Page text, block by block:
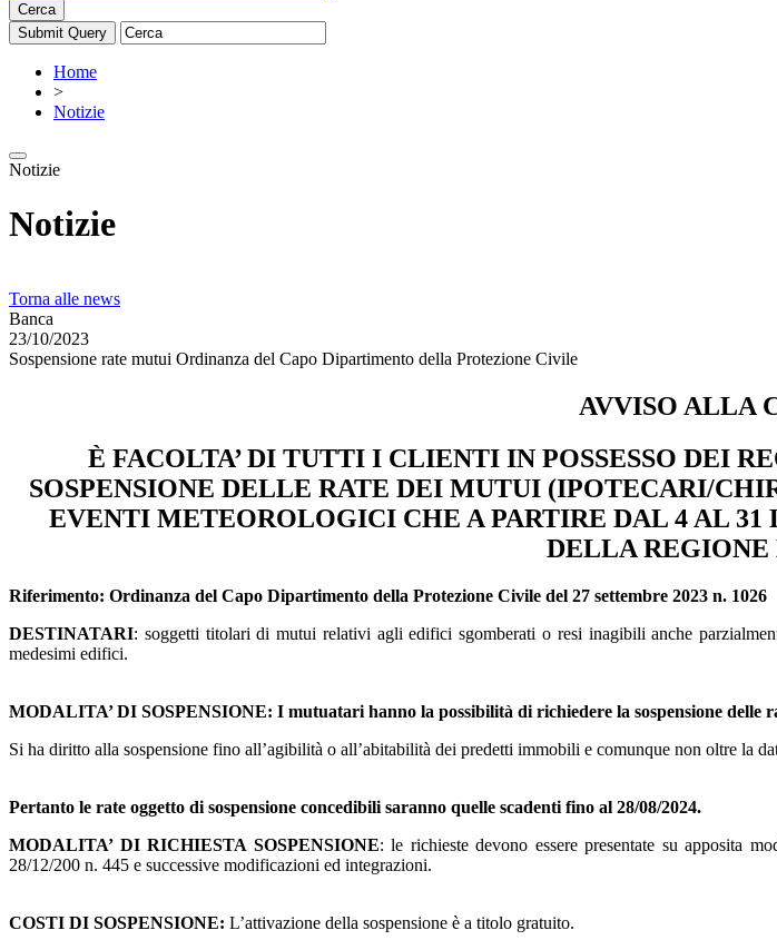
Cerca
Home
>
Notizie
Notizie
Notizie
Torna alle news
Banca
23/10/2023
Sospensione rate mutui Ordinanza del Capo Dipartimento della Protezione Civile
AVVISO ALLA
È FACOLTA’ DI TUTTI I CLIENTI IN POSSESSO DEI
SOSPENSIONE DELLE RATE DEI MUTUI (IPOTECARI/
EVENTI METEOROLOGICI CHE A PARTIRE DAL 4 AL
DELLA
Riferimento: Ordinanza del Capo Dipartimento della Protezione Civile del 27 settembre 2023 n. 1026
DESTINATARI: soggetti titolari di mutui relativi agli edifici sgomberati o resi inagibili anche
medesimi edifici.
MODALITA’ DI SOSPENSIONE: I mutuatari hanno la possibilità di richiedere la sospensione delle
Si ha diritto alla sospensione fino all’agibilità o all’abitabilità dei predetti immobili e comunque non oltre la
Pertanto le rate oggetto di sospensione concedibili saranno quelle scadenti fino al 28/08/2024.
MODALITA’ DI RICHIESTA SOSPENSIONE: le richieste devono essere presentate su apposita
28/12/200 n. 445 e successive modificazioni ed integrazioni.
COSTI DI SOSPENSIONE: L’attivazione della sospensione è a titolo gratuito.